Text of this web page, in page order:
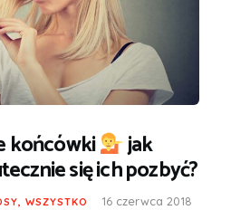
końcówki jak
się ich pozbyć?
WSZYSTKO
16 czerwca 2018